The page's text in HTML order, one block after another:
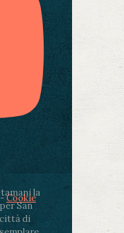
la
San
città di
Cookie